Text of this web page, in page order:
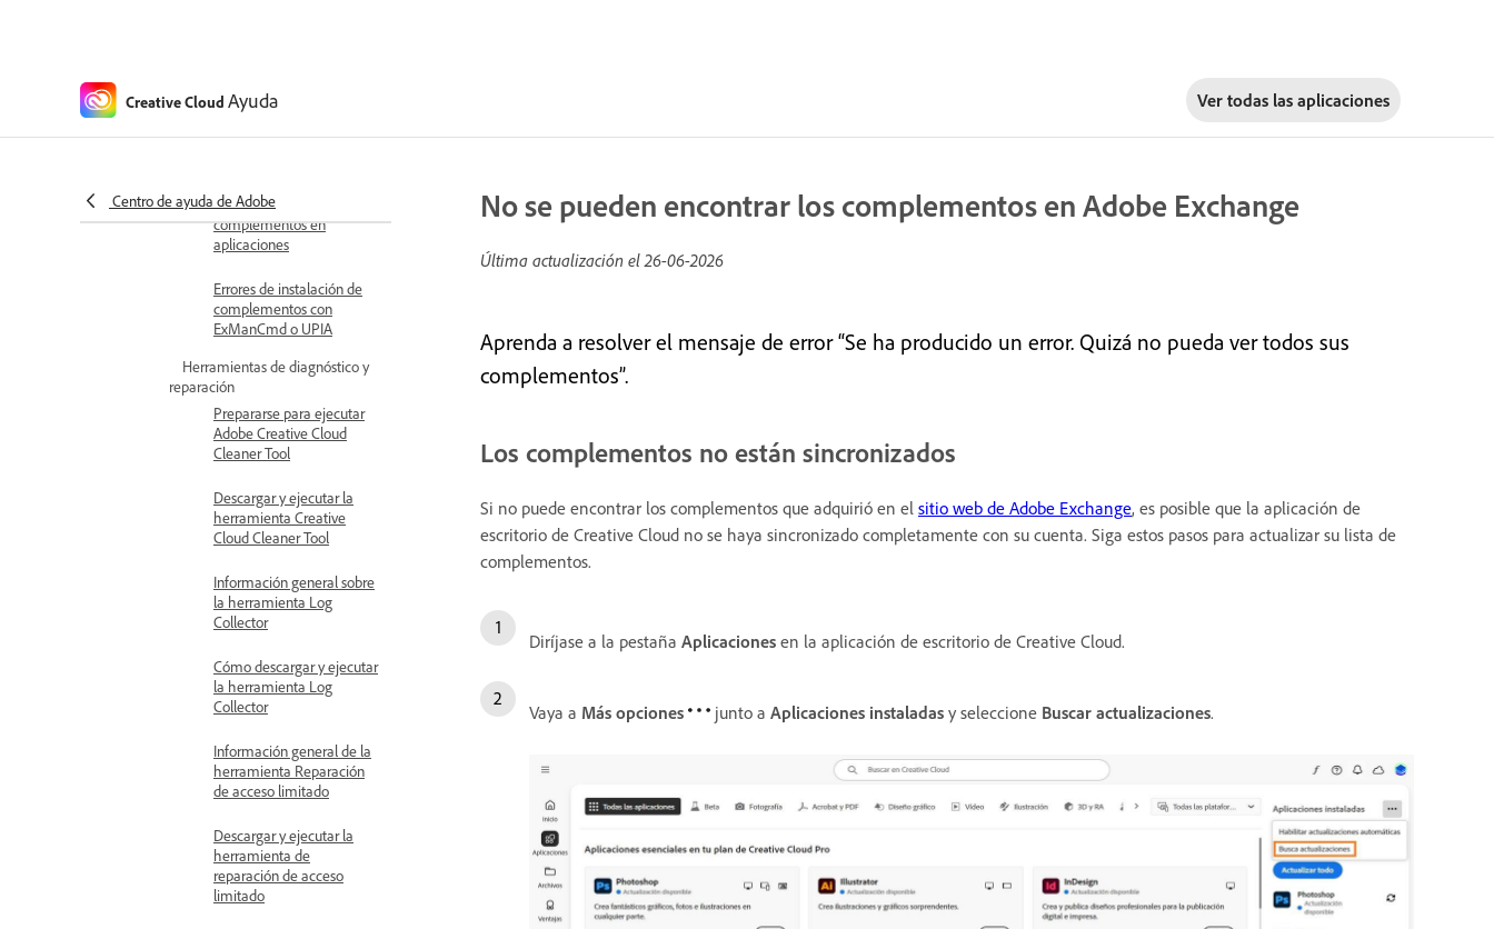
Creative Cloud Ayuda Ver todas las aplicaciones
Centro de ayuda de Adobe
No se pueden
complementos en
Errores de instalación de
complementos en
aplicaciones
Errores de instalación de
complementos con
ExManCmd o UPIA
Herramientas de diagnóstico y
reparación
Prepararse para ejecutar
Adobe Creative Cloud
Cleaner Tool
Descargar y ejecutar la
herramienta Creative
Cloud Cleaner Tool
Información general sobre
la herramienta Log
Collector
Cómo descargar y ejecutar
la herramienta Log
Collector
Información general de la
herramienta Reparación
de acceso limitado
Descargar y ejecutar la
herramienta de
reparación de acceso
limitado
No se pueden encontrar los complementos en Adobe Exchange
Última actualización el26-06-2026
Aprenda a resolver el mensaje de error “Se ha producido un error. Quizá no pueda ver todos sus
complementos”.
Los complementos no están sincronizados
Si no puede encontrar los complementos que adquirió en el sitio web de Adobe Exchange, es posible que la aplicación de
escritorio de Creative Cloud no se haya sincronizado completamente con su cuenta. Siga estos pasos para actualizar su lista de
complementos.
Diríjase a la pestaña Aplicaciones en la aplicación de escritorio de Creative Cloud.
Vaya a Más opciones junto a Aplicaciones instaladas y seleccione Buscar actualizaciones.